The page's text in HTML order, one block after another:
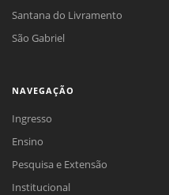
Santana do Livramento
São Gabriel
NAVEGAÇÃO
Ingresso
Ensino
Pesquisa e Extensão
Institucional